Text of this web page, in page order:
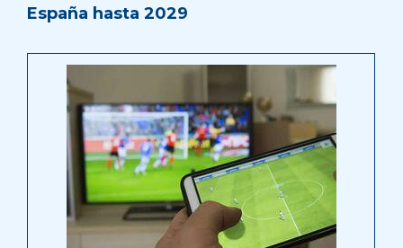
España hasta 2029